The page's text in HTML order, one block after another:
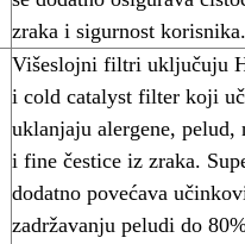
zraka i sigurnost korisnika.
Višeslojni filtri uključuju
i cold catalyst filter koji
uklanjaju alergene, pelud,
i fine čestice iz zraka.
dodatno povećava
zadržavanju peludi do